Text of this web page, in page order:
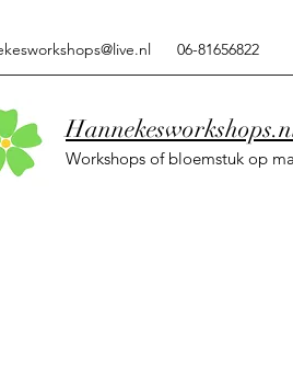
06-81656822
Workshops of bloemstuk op